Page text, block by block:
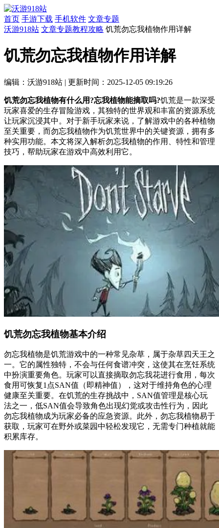
首页 手游下载 手机软件 文章专题
沃游918站 文章专题教程攻略 饥荒勿忘我植物作用详解
饥荒勿忘我植物作用详解
编辑：沃游918站 | 更新时间：2025-12-05 09:19:26
饥荒勿忘我植物有什么用?忘我植物能摘取吗?饥荒是一款深受
玩家喜爱的生存冒险游戏，其独特的世界观和丰富的资源系统
让玩家沉浸其中。对于新手玩家来说，了解游戏中的各种植物
至关重要，而勿忘我植物作为饥荒世界中的关键资源，拥有多
种实用功能。本文将深入解析勿忘我植物的作用、特性和管理
技巧，帮助玩家在游戏中高效利用它。
饥荒勿忘我植物基本介绍
勿忘我植物是饥荒游戏中的一种常见杂草，属于杂草四天王之
一。它的属性独特，不会与任何食谱冲突，这使其在烹饪系统
中扮演重要角色。玩家可以直接摘取勿忘我花进行食用，每次
食用可恢复1点SAN值（即精神值），这对于维持角色的心理
健康至关重要。在饥荒的生存挑战中，SAN值管理是核心玩
法之一，低SAN值会导致角色出现幻觉或攻击性行为，因此
勿忘我植物成为玩家必备的应急资源。此外，勿忘我植物易于
获取，玩家可在野外或菜园中轻松发现它，无需专门种植就能
积累库存。